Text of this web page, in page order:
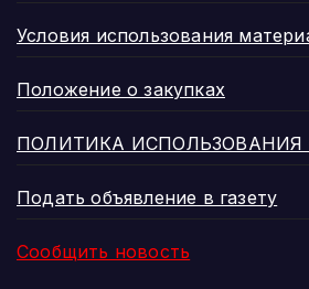
Условия использования
Положение о закупках
ПОЛИТИКА ИСПОЛЬЗОВАНИЯ
Подать объявление в газету
Сообщить новость